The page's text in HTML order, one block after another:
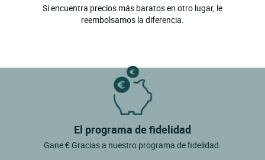
Si encuentra precios más baratos en otro lugar, le
reembolsamos la diferencia.
El programa de fidelidad
Gane € Gracias a nuestro programa de fidelidad.